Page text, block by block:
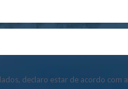
declaro estar de acordo com a